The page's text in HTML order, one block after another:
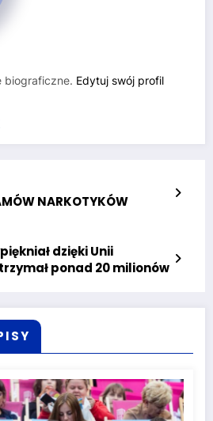
biograficzne. Edytuj swój profil
NARKOTYKÓW
dzięki Unii
ponad 20 milionów